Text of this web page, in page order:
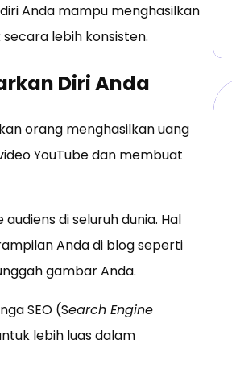
Anda mampu menghasilkan
lebih konsisten.
Diri Anda
orang menghasilkan uang
YouTube dan membuat
di seluruh dunia. Hal
Anda di blog seperti
gambar Anda.
SEO (Search Engine
lebih luas dalam